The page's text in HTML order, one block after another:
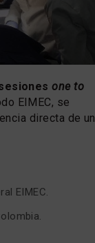
one to
EIMEC, se
directa de un
EIMEC.